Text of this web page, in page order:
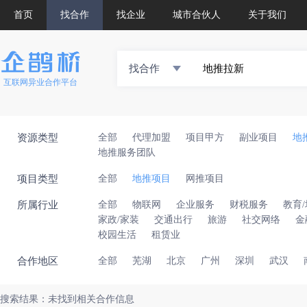
首页 找合作 找企业 城市合伙人 关于我们
互联网异业合作平台
找合作
资源类型 全部 代理加盟 项目甲方 副业项目
地
地推服务团队
项目类型 全部 地推项目 网推项目
所属行业 全部 物联网 企业服务 财税服务
教育/
家政/家装
交通出行 旅游 社交网络
金
校园生活
租赁业
合作地区 全部 芜湖 北京 广州 深圳 武汉
搜索结果：未找到相关合作信息